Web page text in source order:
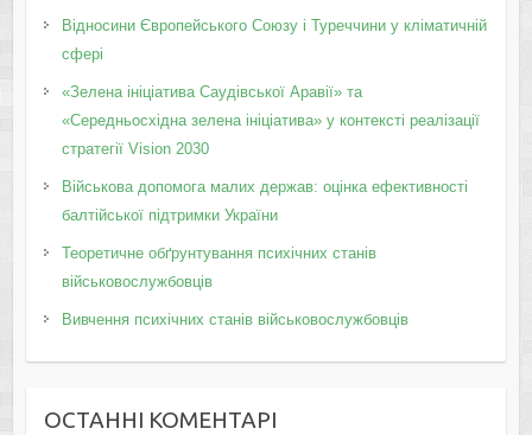
Відносини Європейського Союзу і Туреччини у кліматичній
сфері
«Зелена ініціатива Саудівської Аравії» та
«Середньосхідна зелена ініціатива» у контексті реалізації
стратегії Vision 2030
Військова допомога малих держав: оцінка ефективності
балтійської підтримки України
Теоретичне обґрунтування психічних станів
військовослужбовців
Вивчення психічних станів військовослужбовців
ОСТАННІ КОМЕНТАРІ